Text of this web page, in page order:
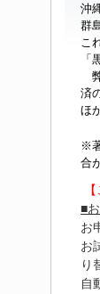
沖
群
こ
「
済
ほ
※
合
■
お
お
り
自